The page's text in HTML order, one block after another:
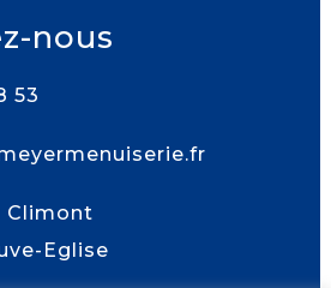
nous
53
Climont
Eglise